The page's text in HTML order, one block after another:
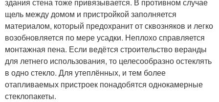
щель между домом и пристройкой заполняется
материалом, который предохранит от сквозняков и легко
возобновляется по мере усадки. Неплохо справляется
монтажная пена. Если ведётся строительство веранды
для летнего использования, то целесообразно остеклять
в одно стекло. Для утеплённых, и тем более
отапливаемых пристроек понадобятся однокамерные
стеклопакеты.